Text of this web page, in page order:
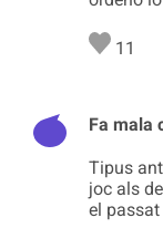
11
Fa mala
Tipus
joc als
el passat